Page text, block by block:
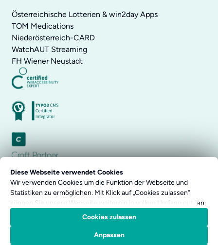
Österreichische Lotterien & win2day Apps
TOM Medications
Niederösterreich-CARD
WatchAUT Streaming
FH Wiener Neustadt
Impressum
Diese Webseite verwendet Cookies
Wir verwenden Cookies um die Funktion der Webseite und
Statistiken zu ermöglichen. Mit Klick auf „Cookies zulassen“
können Sie unsere Webseite weiterhin in vollem Umfang nutzen.
Weitere Details betreffend Cookies und einer möglichen
späteren Deaktivierung finden Sie in unserer
Cookies zulassen
Anpassen